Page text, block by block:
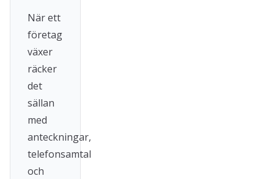
När ett
företag
växer
räcker
det
sällan
med
anteckningar,
telefonsamtal
och